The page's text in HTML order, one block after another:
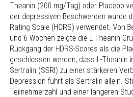
Theanin (200 mg/Tag) oder Placebo
der depressiven Beschwerden wurde
Rating Scale (HDRS) verwendet. Von
und 6 Wochen zeigte die L-Theanin-
Rückgang der HDRS-Scores als die
geschlossen werden, dass L-Theanin
Sertralin (SSRI) zu einer stärkeren
Depression führt als Sertralin allein.
Teilnehmerzahl und einer längeren